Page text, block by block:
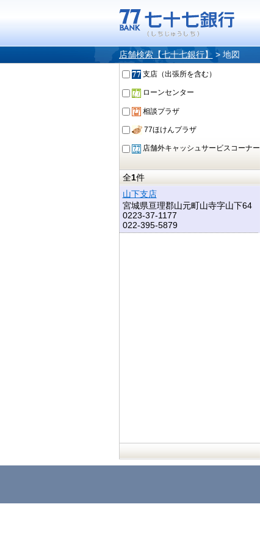
店舗検索【七十七銀行】 > 地図
支店（出張所を含む）
ローンセンター
相談プラザ
77ほけんプラザ
店舗外キャッシュサービスコーナー
全1件
山下支店
宮城県亘理郡山元町山寺字山下64
0223-37-1177
022-395-5879